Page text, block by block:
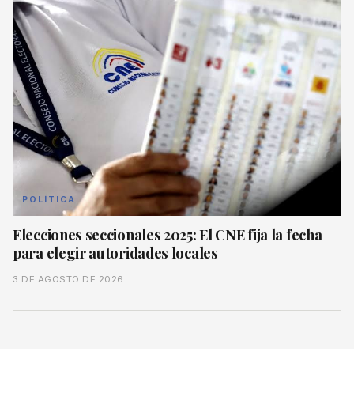
POLÍTICA
Elecciones seccionales 2025: El CNE fija la fecha
para elegir autoridades locales
3 DE AGOSTO DE 2026